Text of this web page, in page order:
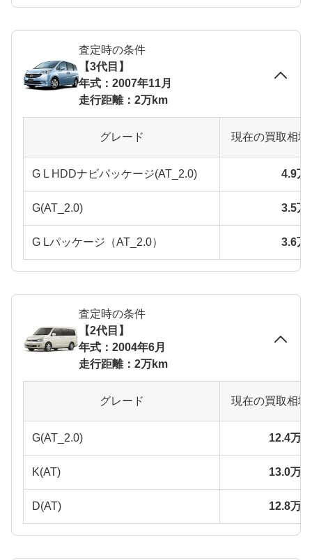
査定時の条件
【3代目】
年式：2007年11月
走行距離：2万km
グレード 現在の買取相
G L HDDナビパッケージ(AT_2.0) 4.9万
G(AT_2.0) 3.5万
G Lパッケージ（AT_2.0） 3.6万
査定時の条件
【2代目】
年式：2004年6月
走行距離：2万km
グレード 現在の買取相
G(AT_2.0) 12.4万
K(AT) 13.0万
D(AT) 12.8万